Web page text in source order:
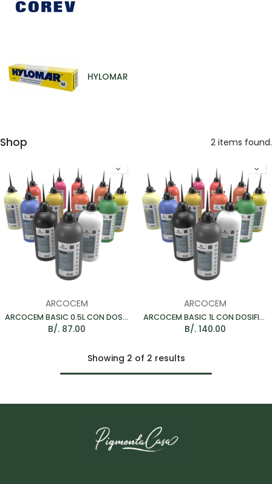
HYLOMAR
Shop 2 items found.
ARCOCEM
ARCOCEM BASIC 0.5L CON DOSIFICADOR - TINTE PARA MICROCEMENTO
B/. 87.00
ARCOCEM
ARCOCEM BASIC 1L CON DOSIFICADOR - TINTE PARA MICROCEMENTO
B/. 140.00
Showing 2 of 2 results